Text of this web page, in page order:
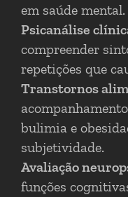
em saúde mental.
Psicanálise
compreender
repetições que
Transtornos
bulimia e
subjetividade.
Avaliação
funções